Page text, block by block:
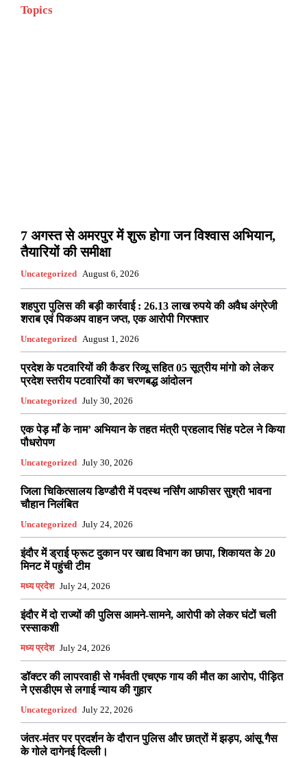
Topics
7 अगस्त से अमरपुर में शुरू होगा जन विश्वास अभियान,
तैयारियों की समीक्षा
Uncategorized August 6, 2026
शहपुरा पुलिस की बड़ी कार्रवाई : 26.13 लाख रुपये की अवैध अंग्रेजी
शराब एवं पिकअप वाहन जप्त, एक आरोपी गिरफ्तार
Uncategorized August 1, 2026
प्रदेश के पटवारियों की कैडर रिव्यू सहित 05 सूत्रीय मांगो को लेकर
प्रदेश स्तरीय पटवारियों का चरणबद्ध आंदोलन
Uncategorized July 30, 2026
एक पेड़ माँ के नाम’ अभियान के तहत मंत्री प्रहलाद सिंह पटेल ने किया
पौधरोपण
Uncategorized July 30, 2026
जिला चिकित्सालय डिण्डौरी में पदस्थ नर्सिंग आफीसर सुश्री भावना
चौहान निलंबित
Uncategorized July 24, 2026
इंदौर में ड्राई फ्रूट दुकान पर खाद्य विभाग का छापा, शिकायत के 20
मिनट में पहुंची टीम
मध्य प्रदेश July 24, 2026
इंदौर में दो राज्यों की पुलिस आमने-सामने, आरोपी को लेकर घंटों चली
रस्साकशी
मध्य प्रदेश July 24, 2026
डॉक्टर की लापरवाही से गर्भवती एचएफ गाय की मौत का आरोप, पीड़ित
ने एसडीएम से लगाई न्याय की गुहार
Uncategorized July 22, 2026
जंतर-मंतर पर प्रदर्शन के दौरान पुलिस और छात्रों में झड़प, आंसू गैस
के गोले दागेनई दिल्ली।